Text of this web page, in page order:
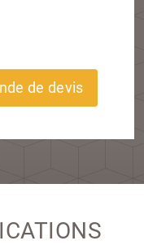
de devis